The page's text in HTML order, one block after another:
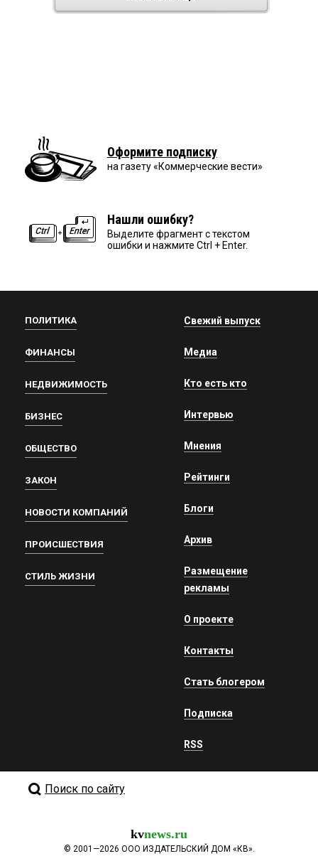
Оформите подписку
на газету «Коммерческие вести»
Нашли ошибку?
Выделите фрагмент с текстом
ошибки и нажмите Ctrl + Enter.
ПОЛИТИКА
ФИНАНСЫ
НЕДВИЖИМОСТЬ
БИЗНЕС
ОБЩЕСТВО
ЗАКОН
НОВОСТИ КОМПАНИЙ
ПРОИСШЕСТВИЯ
СТИЛЬ ЖИЗНИ
Свежий выпуск
Медиа
Кто есть кто
Интервью
Мнения
Рейтинги
Блоги
Архив
Размещение
рекламы
О проекте
Контакты
Стать блогером
Подписка
RSS
Поиск по сайту
kvnews.ru
© 2001—2026 ООО ИЗДАТЕЛЬСКИЙ ДОМ «КВ».